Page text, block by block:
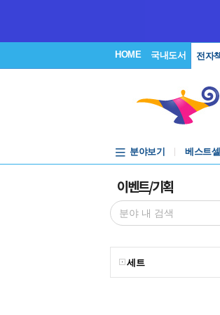
HOME 국내도서 전자
분야보기 베스트
이벤트/기획
세트